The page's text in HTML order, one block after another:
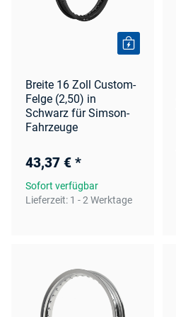
Breite 16 Zoll Custom-
Felge (2,50) in
Schwarz für Simson-
Fahrzeuge
43,37 € *
Sofort verfügbar
Lieferzeit: 1 - 2 Werktage